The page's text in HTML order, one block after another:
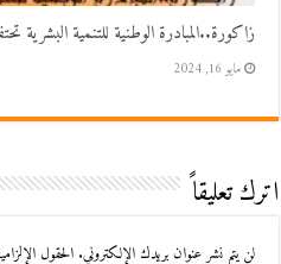
زاكورة..المبادرة الوطنية للتنمية البشرية
مايو 16, 2024
اترك تعليقاً
لن يتم نشر عنوان بريدك الإلكتروني. الحقول